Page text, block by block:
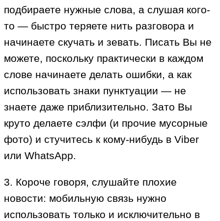
подбираете нужные слова, а слушая кого-
то — быстро теряете нить разговора и
начинаете скучать и зевать. Писать Вы не
можете, поскольку практически в каждом
слове начинаете делать ошибки, а как
использовать знаки пунктуации — не
знаете даже приблизительно. Зато Вы
круто делаете сэлфи (и прочие мусорные
фото) и стучитесь к кому-нибудь в Viber
или WhatsApp.
3. Короче говоря, слушайте плохие
новости: мобильную связь нужно
использовать только и исключительно в